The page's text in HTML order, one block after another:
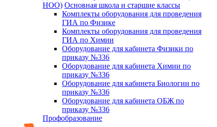
НОО) Основная школа и старшие классы
Комплекты оборудования для проведения
ГИА по Физике
Комплекты оборудования для проведения
ГИА по Химии
Оборудование для кабинета Физики по
приказу №336
Оборудование для кабинета Химии по
приказу №336
Оборудование для кабинета Биологии по
приказу №336
Оборудование для кабинета ОБЖ по
приказу №336
Профобразование